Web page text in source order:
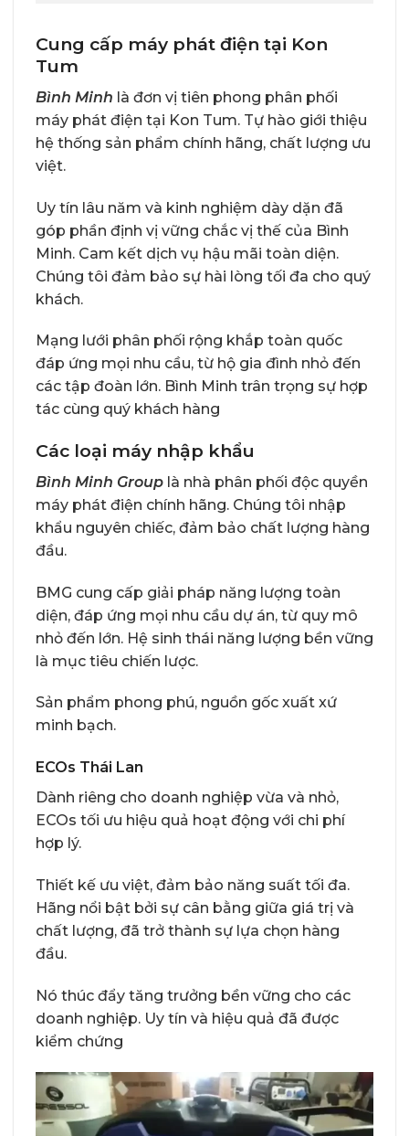
Cung cấp máy phát điện tại Kon
Tum
Bình Minh là đơn vị tiên phong phân phối
máy phát điện tại Kon Tum. Tự hào giới thiệu
hệ thống sản phẩm chính hãng, chất lượng ưu
việt.
Uy tín lâu năm và kinh nghiệm dày dặn đã
góp phần định vị vững chắc vị thế của Bình
Minh. Cam kết dịch vụ hậu mãi toàn diện.
Chúng tôi đảm bảo sự hài lòng tối đa cho quý
khách.
Mạng lưới phân phối rộng khắp toàn quốc
đáp ứng mọi nhu cầu, từ hộ gia đình nhỏ đến
các tập đoàn lớn. Bình Minh trân trọng sự hợp
tác cùng quý khách hàng
Các loại máy nhập khẩu
Bình Minh Group là nhà phân phối độc quyền
máy phát điện chính hãng. Chúng tôi nhập
khẩu nguyên chiếc, đảm bảo chất lượng hàng
đầu.
BMG cung cấp giải pháp năng lượng toàn
diện, đáp ứng mọi nhu cầu dự án, từ quy mô
nhỏ đến lớn. Hệ sinh thái năng lượng bền vững
là mục tiêu chiến lược.
Sản phẩm phong phú, nguồn gốc xuất xứ
minh bạch.
ECOs Thái Lan
Dành riêng cho doanh nghiệp vừa và nhỏ,
ECOs tối ưu hiệu quả hoạt động với chi phí
hợp lý.
Thiết kế ưu việt, đảm bảo năng suất tối đa.
Hãng nổi bật bởi sự cân bằng giữa giá trị và
chất lượng, đã trở thành sự lựa chọn hàng
đầu.
Nó thúc đẩy tăng trưởng bền vững cho các
doanh nghiệp. Uy tín và hiệu quả đã được
kiểm chứng